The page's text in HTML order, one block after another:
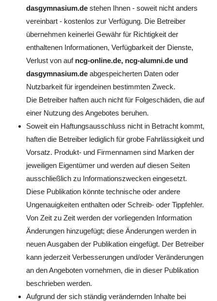
dasgymnasium.de stehen Ihnen - soweit nicht anders
vereinbart - kostenlos zur Verfügung. Die Betreiber
übernehmen keinerlei Gewähr für Richtigkeit der
enthaltenen Informationen, Verfügbarkeit der Dienste,
Verlust von auf ncg-online.de, ncg-alumni.de und
dasgymnasium.deabgespeicherten Daten oder
Nutzbarkeit für irgendeinen bestimmten Zweck.
Die Betreiber haften auch nicht für Folgeschäden, die auf
einer Nutzung des Angebotes beruhen.
Soweit ein Haftungsausschluss nicht in Betracht kommt,
haften die Betreiber lediglich für grobe Fahrlässigkeit und
Vorsatz. Produkt- und Firmennamen sind Marken der
jeweiligen Eigentümer und werden auf diesen Seiten
ausschließlich zu Informationszwecken eingesetzt.
Diese Publikation könnte technische oder andere
Ungenauigkeiten enthalten oder Schreib- oder Tippfehler.
Von Zeit zu Zeit werden der vorliegenden Information
Änderungen hinzugefügt; diese Änderungen werden in
neuen Ausgaben der Publikation eingefügt. Der Betreiber
kann jederzeit Verbesserungen und/oder Veränderungen
an den Angeboten vornehmen, die in dieser Publikation
beschrieben werden.
Aufgrund der sich ständig verändernden Inhalte bei